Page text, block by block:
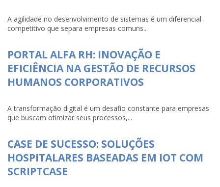
A agilidade no desenvolvimento de sistemas é um diferencial
competitivo que separa empresas comuns...
PORTAL ALFA RH: INOVAÇÃO E
EFICIÊNCIA NA GESTÃO DE RECURSOS
HUMANOS CORPORATIVOS
A transformação digital é um desafio constante para empresas
que buscam otimizar seus processos,...
CASE DE SUCESSO: SOLUÇÕES
HOSPITALARES BASEADAS EM IOT COM
SCRIPTCASE